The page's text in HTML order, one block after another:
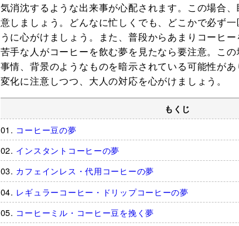
気消沈するような出来事が心配されます。この場合
意しましょう。どんなに忙しくでも、どこかで必ず
うに心がけましょう。また、普段からあまりコーヒ
苦手な人がコーヒーを飲む夢を見たなら要注意。こ
事情、背景のようなものを暗示されている可能性が
変化に注意しつつ、大人の対応を心がけましょう。
もくじ
コーヒー豆の夢
インスタントコーヒーの夢
カフェインレス・代用コーヒーの夢
レギュラーコーヒー・ドリップコーヒーの夢
コーヒーミル・コーヒー豆を挽く夢